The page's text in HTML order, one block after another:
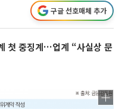
구글 선호매체 추가
첫 중징계…업계 “사실상 문